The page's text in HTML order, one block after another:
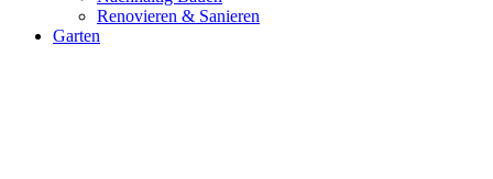
Renovieren & Sanieren
Garten